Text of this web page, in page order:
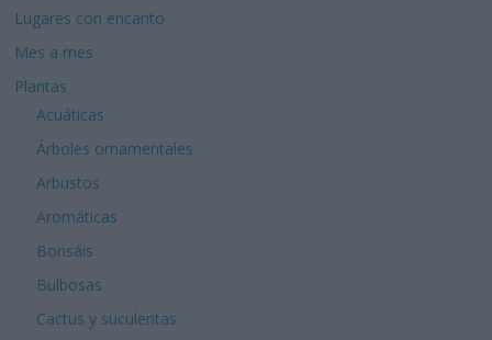
Lugares con encanto
Mes a mes
Plantas
Acuáticas
Árboles ornamentales
Arbustos
Aromáticas
Bonsáis
Bulbosas
Cactus y suculentas